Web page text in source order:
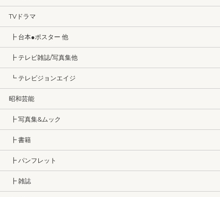
TVドラマ
┣ 台本●ポスター 他
┣ テレビ雑誌/写真集他
┗ テレビジョンエイジ
昭和芸能
┣ 写真集&ムック
┣ 書籍
┣ パンフレット
┣ 雑誌